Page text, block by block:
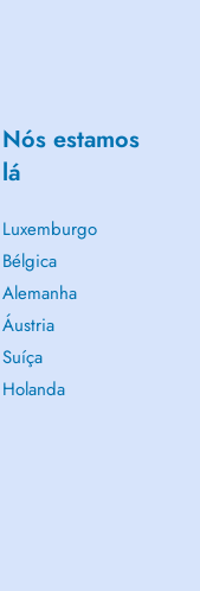
Nós estamos
lá
Luxemburgo
Bélgica
Alemanha
Áustria
Suíça
Holanda